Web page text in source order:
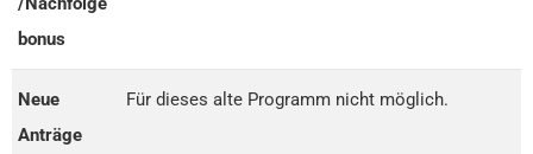
bonus
Neue
Anträge
Für dieses alte Programm nicht möglich.